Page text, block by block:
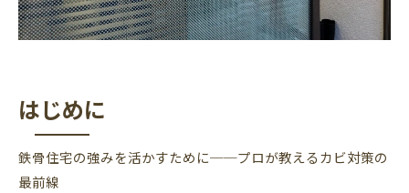
はじめに
鉄骨住宅の強みを活かすために──プロが教えるカビ対策の
最前線